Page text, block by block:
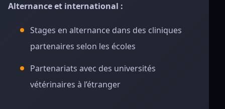
Alternance et international :
Stages en alternance dans des cliniques
partenaires selon les écoles
Partenariats avec des universités
vétérinaires à l’étranger